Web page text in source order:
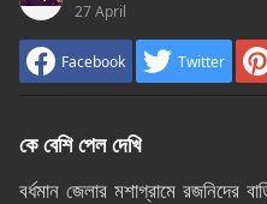
27 April
Facebook Twitter
কে বেশি পেল দেখি
বর্ধমান জেলার মশাগ্রামে রজনিদের